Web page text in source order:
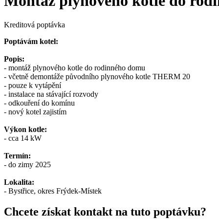
Kreditová poptávka
Poptávám kotel:
Popis:
- montáž plynového kotle do rodinného domu
- včetně demontáže původního plynového kotle THERM 20
- pouze k vytápění
- instalace na stávající rozvody
- odkouření do komínu
- nový kotel zajistím
Výkon kotle:
- cca 14 kW
Termín:
- do zimy 2025
Lokalita:
- Bystřice, okres Frýdek-Místek
Chcete získat kontakt na tuto poptávku?